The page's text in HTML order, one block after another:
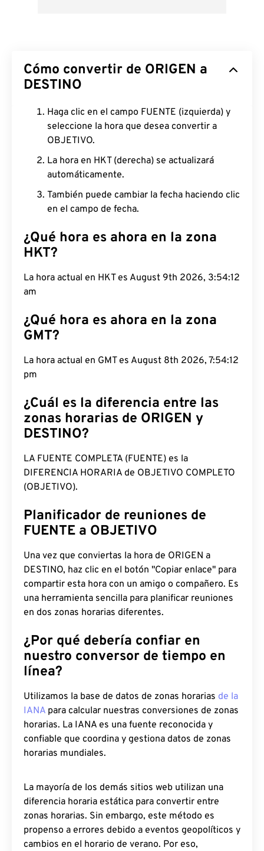
Cómo convertir de ORIGEN a
DESTINO
Haga clic en el campo FUENTE (izquierda) y
seleccione la hora que desea convertir a
OBJETIVO.
La hora en HKT (derecha) se actualizará
automáticamente.
También puede cambiar la fecha haciendo clic
en el campo de fecha.
¿Qué hora es ahora en la zona
HKT?
La hora actual en HKT es August 9th 2026, 3:54:13
am
¿Qué hora es ahora en la zona
GMT?
La hora actual en GMT es August 8th 2026, 7:54:13
pm
¿Cuál es la diferencia entre las
zonas horarias de ORIGEN y
DESTINO?
LA FUENTE COMPLETA (FUENTE) es la
DIFERENCIA HORARIA de OBJETIVO COMPLETO
(OBJETIVO).
Planificador de reuniones de
FUENTE a OBJETIVO
Una vez que conviertas la hora de ORIGEN a
DESTINO, haz clic en el botón "Copiar enlace" para
compartir esta hora con un amigo o compañero. Es
una herramienta sencilla para planificar reuniones
en dos zonas horarias diferentes.
¿Por qué debería confiar en
nuestro conversor de tiempo en
línea?
Utilizamos la base de datos de zonas horarias de la
IANA para calcular nuestras conversiones de zonas
horarias. La IANA es una fuente reconocida y
confiable que coordina y gestiona datos de zonas
horarias mundiales.
La mayoría de los demás sitios web utilizan una
diferencia horaria estática para convertir entre
zonas horarias. Sin embargo, este método es
propenso a errores debido a eventos geopolíticos y
cambios en el horario de verano. Por eso,